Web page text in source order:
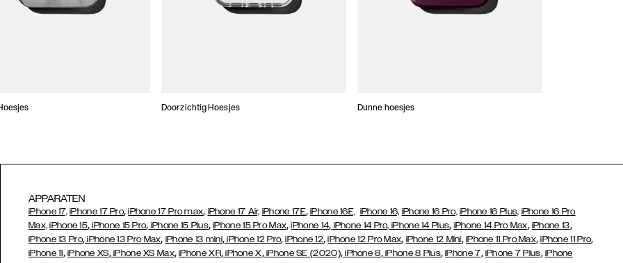
Doorzichtig Hoesjes Dunne hoesjes
APPARATEN
iPhone 17, iPhone 17 Pro,iPhone 17 Pro max, iPhone 17 Air, iPhone 17E,iPhone 16E, iPhone 16, iPhone 16 Pro, iPhone 16 Plus, iPhone 16 Pro
Max, iPhone 15, iPhone 15 Pro, iPhone 15 Plus,iPhone 15 Pro Max,iPhone 14, iPhone 14 Pro, iPhone 14 Plus, iPhone 14 Pro Max, iPhone 13,
iPhone 13 Pro, iPhone 13 Pro Max, iPhone 13 mini,iPhone 12 Pro,iPhone 12,iPhone 12 Pro Max, iPhone 12 Mini, iPhone 11 Pro Max,iPhone 11 Pro,
iPhone 11, iPhone XS,iPhone XS Max,iPhone XR,iPhone X,iPhone SE (2020),iPhone 8,iPhone 8 Plus,iPhone 7, iPhone 7 Plus, iPhone